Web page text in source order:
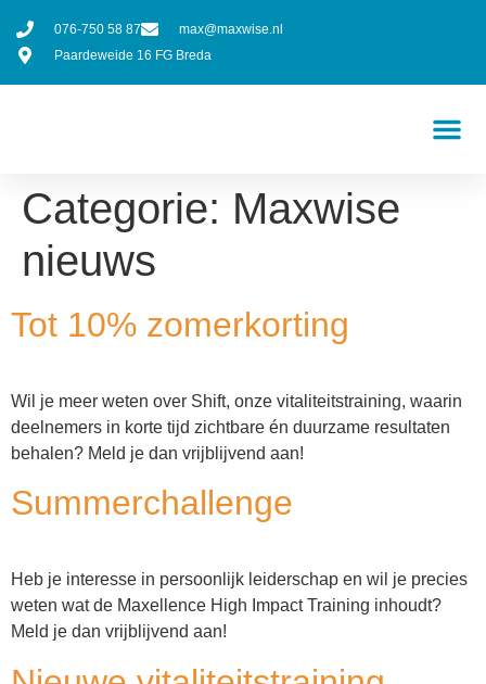
076-750 58 87
max@maxwise.nl
Paardeweide 16 FG Breda
Categorie: Maxwise
nieuws
Tot 10% zomerkorting
Wil je meer weten over Shift, onze vitaliteitstraining, waarin
deelnemers in korte tijd zichtbare én duurzame resultaten
behalen? Meld je dan vrijblijvend aan!
Summerchallenge
Heb je interesse in persoonlijk leiderschap en wil je precies
weten wat de Maxellence High Impact Training inhoudt?
Meld je dan vrijblijvend aan!